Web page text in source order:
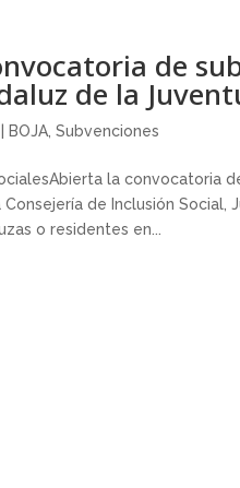
de
de la
BOJA,Subvenciones
la convocatoria
de Inclusión Social,
o residentes en...